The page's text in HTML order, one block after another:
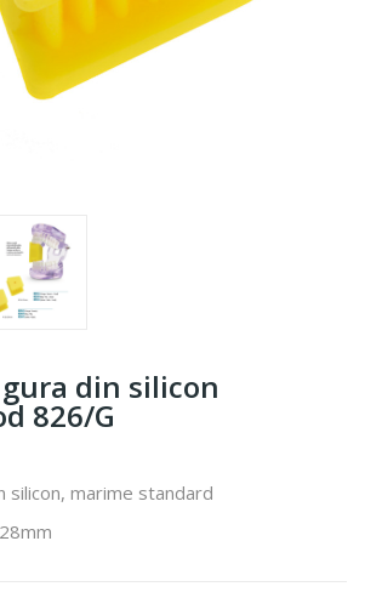
din silicon
826/G
silicon, marime standard